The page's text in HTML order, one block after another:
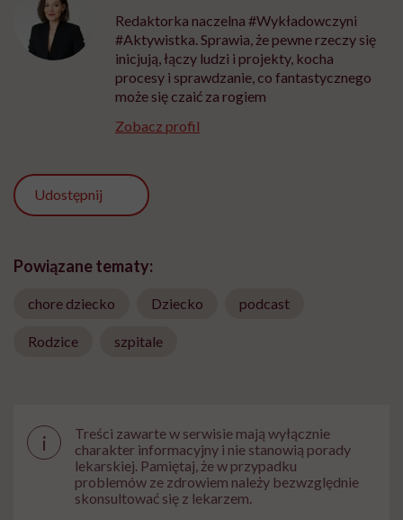
Redaktorka naczelna #Wykładowczyni
#Aktywistka. Sprawia, że pewne rzeczy się
inicjują, łączy ludzi i projekty, kocha
procesy i sprawdzanie, co fantastycznego
może się czaić za rogiem
Zobacz profil
Udostępnij
Powiązane tematy:
chore dziecko Dziecko podcast
Rodzice szpitale
i
Treści zawarte w serwisie mają wyłącznie
charakter informacyjny i nie stanowią porady
lekarskiej. Pamiętaj, że w przypadku
problemów ze zdrowiem należy bezwzględnie
skonsultować się z lekarzem.